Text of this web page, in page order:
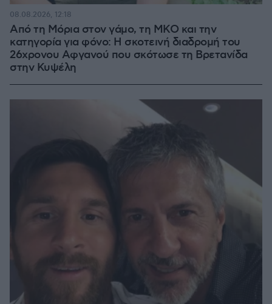
Από τη Μόρια στον γάμο, τη ΜΚΟ και την
κατηγορία για φόνο: Η σκοτεινή διαδρομή του
26χρονου Αφγανού που σκότωσε τη Βρετανίδα
στην Κυψέλη
08.08.2026, 12:18